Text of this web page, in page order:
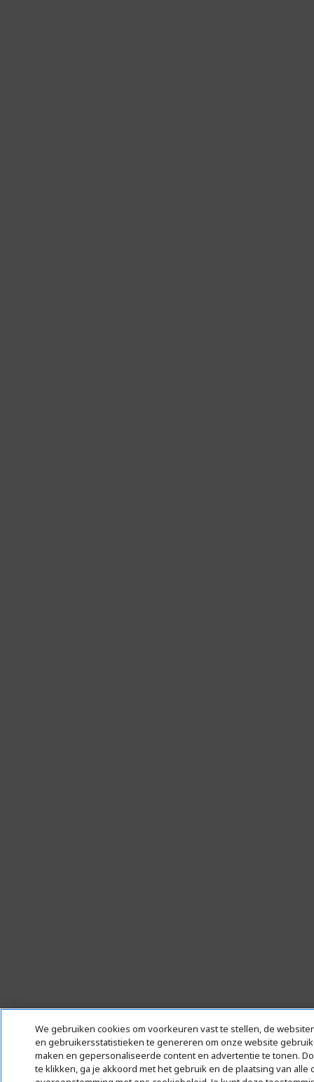
We gebruiken cookies om voorkeuren vast te stellen, de
en gebruikersstatistieken te genereren om onze website
maken en gepersonaliseerde content en advertentie te tonen.
te klikken, ga je akkoord met het gebruik en de plaatsing van alle